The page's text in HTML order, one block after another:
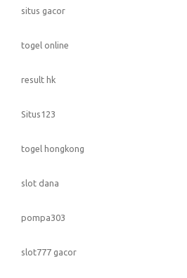
situs gacor
togel online
result hk
Situs123
togel hongkong
slot dana
pompa303
slot777 gacor